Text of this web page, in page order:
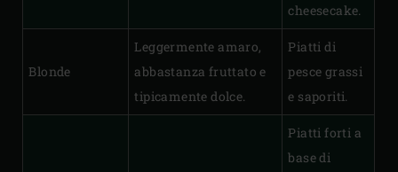
cheesecake.
Blonde
Leggermente amaro,
abbastanza fruttato e
tipicamente dolce.
Piatti di
pesce grassi
e saporiti.
Piatti forti a
base di